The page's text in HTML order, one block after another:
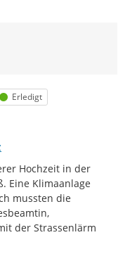
Status
Erledigt
Hochzeit in der
Eine Klimaanlage
mussten die
der Strassenlärm